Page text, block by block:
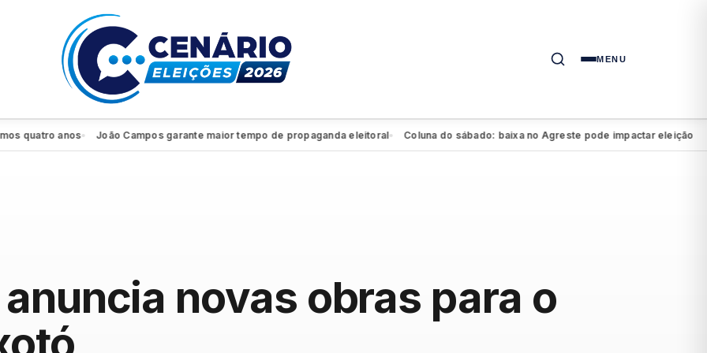
MENU
anos● João Campos garante maior tempo de propaganda eleitoral ● Coluna do sábado: baixa no Agreste pode impactar eleição de Marília
novas obras para o